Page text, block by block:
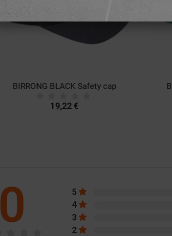
BIRRONG BLACK Safety cap
19,22 €
0 5
4
3
2